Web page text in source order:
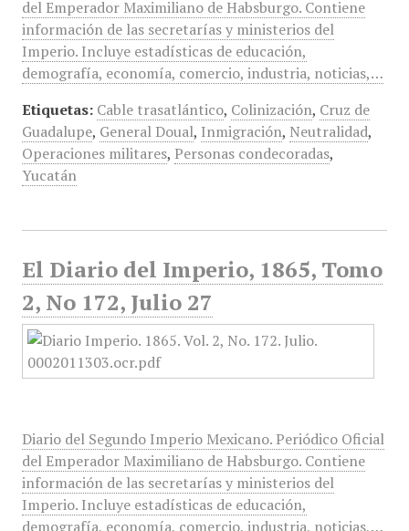
del Emperador Maximiliano de Habsburgo. Contiene
información de las secretarías y ministerios del
Imperio. Incluye estadísticas de educación,
demografía, economía, comercio, industria, noticias,…
Etiquetas: Cable trasatlántico, Colinización, Cruz de
Guadalupe, General Doual, Inmigración, Neutralidad,
Operaciones militares, Personas condecoradas,
Yucatán
El Diario del Imperio, 1865, Tomo
2, No 172, Julio 27
Diario del Segundo Imperio Mexicano. Periódico Oficial
del Emperador Maximiliano de Habsburgo. Contiene
información de las secretarías y ministerios del
Imperio. Incluye estadísticas de educación,
demografía, economía, comercio, industria, noticias,…